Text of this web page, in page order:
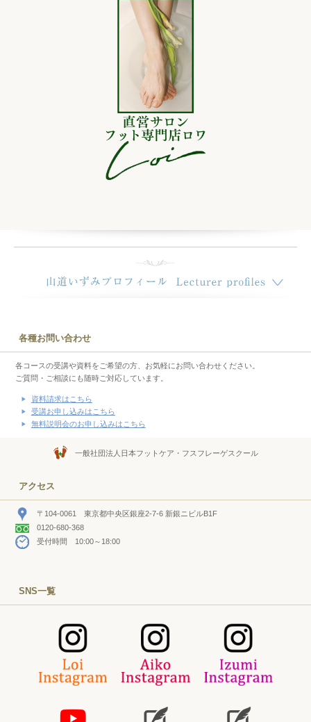
各種お問い合わせ
各コースの受講や資料をご希望の方、お気軽にお問い合わせください。
ご質問・ご相談にも随時ご対応しています。
資料請求はこちら
受講お申し込みはこちら
無料説明会のお申し込みはこちら
一般社団法人日本フットケア・フスフレーゲスクール
アクセス
〒104-0061 東京都中央区銀座2-7-6 新銀ニビルB1F
0120-680-368
受付時間 10:00～18:00
SNS一覧